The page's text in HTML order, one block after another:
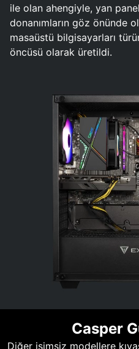
ile olan ahengiyle, yan
donanımların göz önünde
masaüstü bilgisayarları
öncüsü olarak üretildi.
Casper
Diğer isimsiz modellere